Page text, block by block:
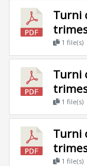
Turni
1 file(s)
Turni
1 file(s)
Turni
1 file(s)